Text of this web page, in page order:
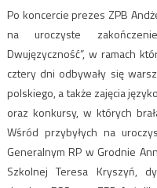
Po koncercie prezes ZPB
na uroczyste
Dwujęzyczność”, w ramach
cztery dni odbywały się
polskiego, a także zajęcia
oraz konkursy, w których
Wśród przybyłych na
Generalnym RP w Grodnie
Szkolnej Teresa Kryszyń,